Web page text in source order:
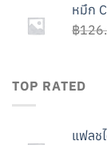
หมึก
฿
TOP RATED
แฟลช